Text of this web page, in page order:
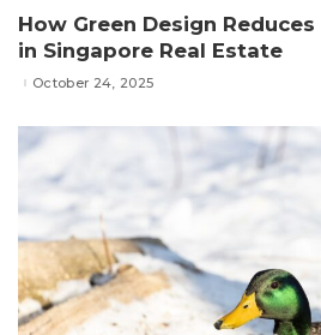
How Green Design
in Singapore Real Estate
October 24, 2025